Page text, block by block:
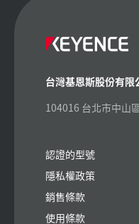
台灣基恩斯股份有限
104016 台北市中山
認證的型號
隱私權政策
銷售條款
使用條款